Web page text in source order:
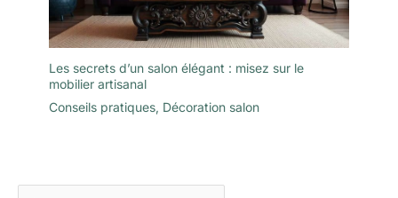
Les secrets d’un salon élégant : misez sur le
mobilier artisanal
Conseils pratiques, Décoration salon